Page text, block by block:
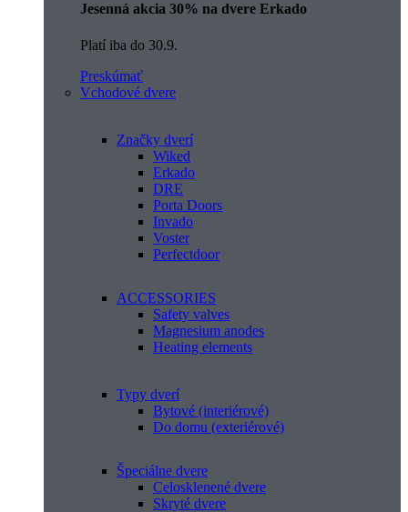
Jesenná akcia 30% na dvere Erkado
Platí iba do 30.9.
Preskúmať
Vchodové dvere
Značky dverí
Wiked
Erkado
DRE
Porta Doors
Invado
Voster
Perfectdoor
ACCESSORIES
Safety valves
Magnesium anodes
Heating elements
Typy dverí
Bytové (interiérové)
Do domu (exteriérové)
Špeciálne dvere
Celosklenené dvere
Skryté dvere